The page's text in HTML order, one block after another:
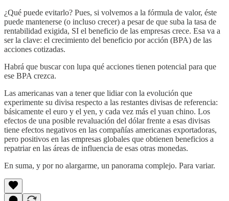
¿Qué puede evitarlo? Pues, si volvemos a la fórmula de valor, éste
puede mantenerse (o incluso crecer) a pesar de que suba la tasa de
rentabilidad exigida, SI el beneficio de las empresas crece. Esa va a
ser la clave: el crecimiento del beneficio por acción (BPA) de las
acciones cotizadas.
Habrá que buscar con lupa qué acciones tienen potencial para que
ese BPA crezca.
Las americanas van a tener que lidiar con la evolución que
experimente su divisa respecto a las restantes divisas de referencia:
básicamente el euro y el yen, y cada vez más el yuan chino. Los
efectos de una posible revaluación del dólar frente a esas divisas
tiene efectos negativos en las compañías americanas exportadoras,
pero positivos en las empresas globales que obtienen beneficios a
repatriar en las áreas de influencia de esas otras monedas.
En suma, y por no alargarme, un panorama complejo. Para variar.